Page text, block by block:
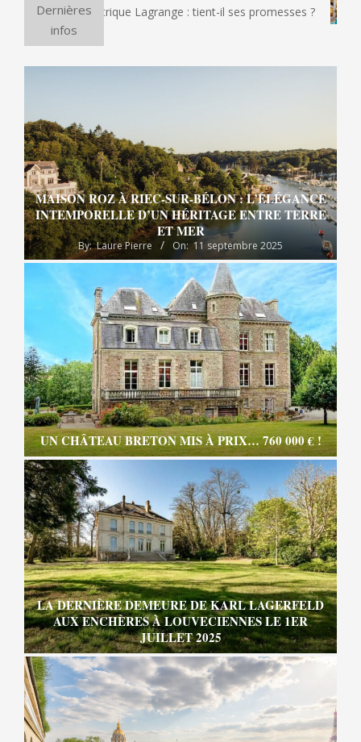
Dernières
infos
pizza électrique Lagrange : tient-il ses promesses ?
MAISON ROZ À RIEC-SUR-BÉLON : L’ÉLÉGANCE
INTEMPORELLE D’UN HÉRITAGE ENTRE TERRE
ET MER
By: Laure Pierre On: 11 septembre 2025
UN CHÂTEAU BRETON MIS À PRIX… 760 000 € !
LA DERNIÈRE DEMEURE DE KARL LAGERFELD
AUX ENCHÈRES À LOUVECIENNES LE 1ER
JUILLET 2025